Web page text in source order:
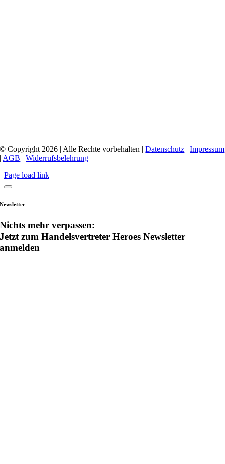
© Copyright 2026 | Alle Rechte vorbehalten |Datenschutz |Impressum
| AGB |Widerrufsbelehrung
Page load link
Newsletter
Nichts mehr verpassen:
Jetzt zum Handelsvertreter Heroes Newsletter
anmelden